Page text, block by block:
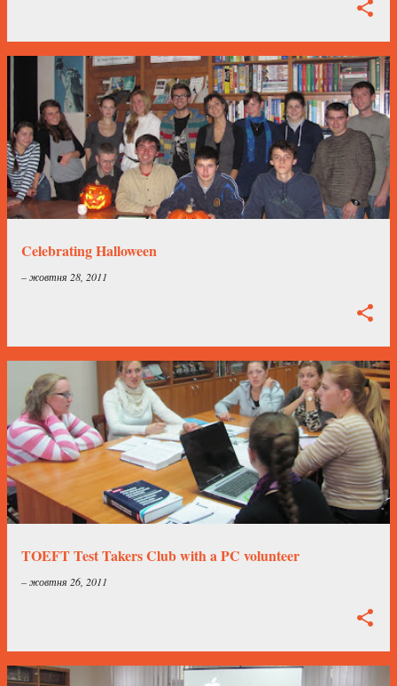
Celebrating Halloween
–жовтня 28, 2011
TOEFT Test Takers Club with a PC volunteer
–жовтня 26, 2011